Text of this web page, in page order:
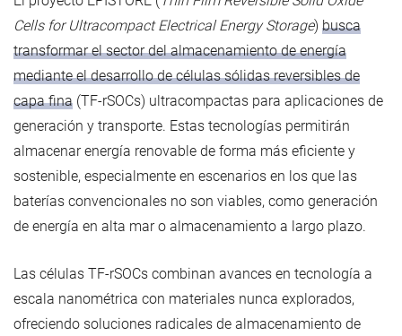
Cells for Ultracompact Electrical Energy Storage) busca
transformar el sector del almacenamiento de energía
mediante el desarrollo de células sólidas reversibles de
capa fina (TF-rSOCs) ultracompactas para aplicaciones de
generación y transporte. Estas tecnologías permitirán
almacenar energía renovable de forma más eficiente y
sostenible, especialmente en escenarios en los que las
baterías convencionales no son viables, como generación
de energía en alta mar o almacenamiento a largo plazo.
Las células TF-rSOCs combinan avances en tecnología a
escala nanométrica con materiales nunca explorados,
ofreciendo soluciones radicales de almacenamiento de